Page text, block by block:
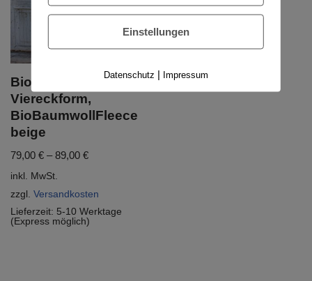
Bio Poncho in
Viereckform,
BioBaumwollFleece
beige
79,00 € –89,00 €
inkl. MwSt.
zzgl. Versandkosten
Lieferzeit: 5-10 Werktage
(Express möglich)
Einstellungen
Datenschutz | Impressum